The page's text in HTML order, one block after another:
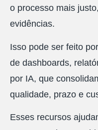
o processo mais
evidências.
Isso pode ser feito
de dashboards,
por IA, que
qualidade, prazo e
Esses recursos